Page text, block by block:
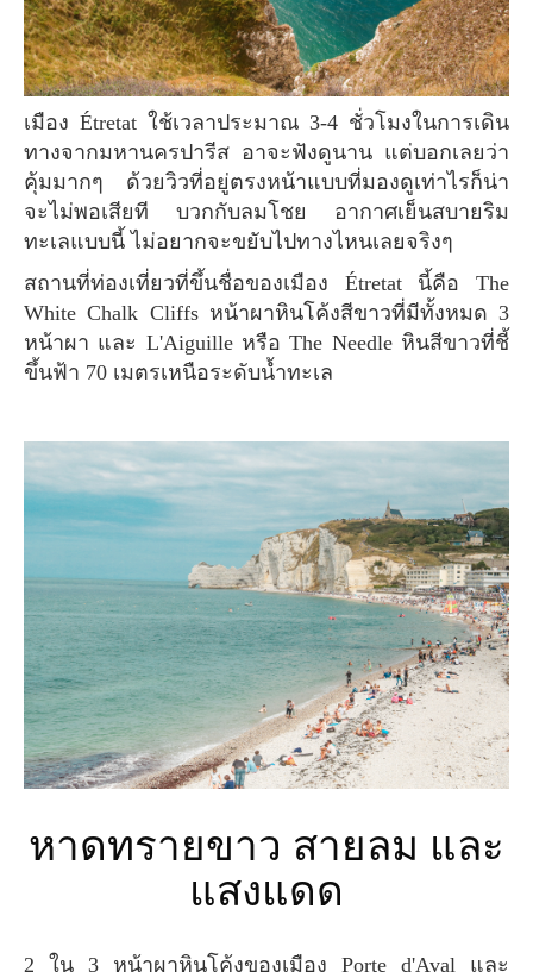
เมือง Étretat ใช้เวลาประมาณ 3-4 ชั่วโมงในการเดิน
ทางจากมหานครปารีส อาจะฟังดูนาน แต่บอกเลยว่า
คุ้มมากๆ ด้วยวิวที่อยู่ตรงหน้าแบบที่มองดูเท่าไรก็น่า
จะไม่พอเสียที บวกกับลมโชย อากาศเย็นสบายริม
ทะเลแบบนี้ ไม่อยากจะขยับไปทางไหนเลยจริงๆ
สถานที่ท่องเที่ยวที่ขึ้นชื่อของเมือง Étretat นี้คือ The
White Chalk Cliffs หน้าผาหินโค้งสีขาวที่มีทั้งหมด 3
หน้าผา และ L'Aiguille หรือ The Needle หินสีขาวที่ชี้
ขึ้นฟ้า 70 เมตรเหนือระดับน้ำทะเล
หาดทรายขาว สายลม และ
แสงแดด
2 ใน 3 หน้าผาหินโค้งของเมือง Porte d'Aval และ